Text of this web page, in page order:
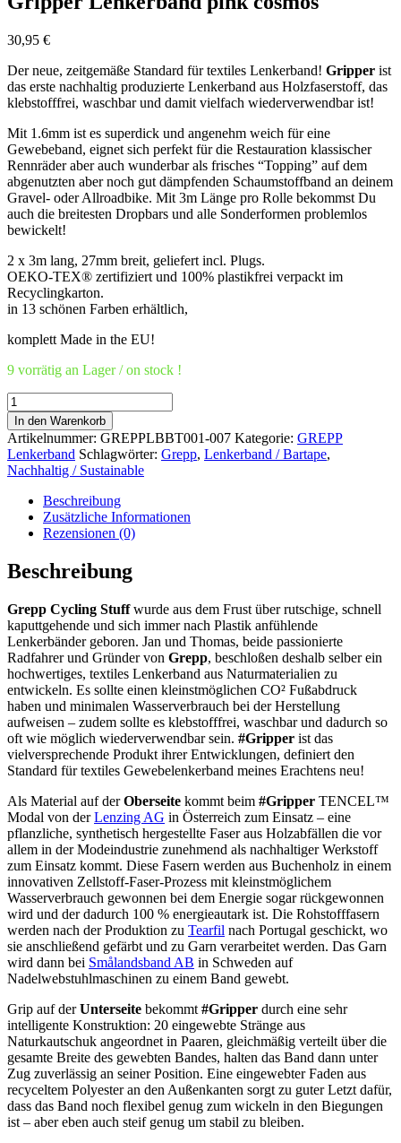
30,95 €
Der neue, zeitgemäße Standard für textiles Lenkerband! Gripper ist
das erste nachhaltig produzierte Lenkerband aus Holzfaserstoff, das
klebstofffrei, waschbar und damit vielfach wiederverwendbar ist!
Mit 1.6mm ist es superdick und angenehm weich für eine
Gewebeband, eignet sich perfekt für die Restauration klassischer
Rennräder aber auch wunderbar als frisches “Topping” auf dem
abgenutzten aber noch gut dämpfenden Schaumstoffband an deinem
Gravel- oder Allroadbike. Mit 3m Länge pro Rolle bekommst Du
auch die breitesten Dropbars und alle Sonderformen problemlos
bewickelt!
2 x 3m lang, 27mm breit, geliefert incl. Plugs.
OEKO-TEX® zertifiziert und 100% plastikfrei verpackt im
Recyclingkarton.
in 13 schönen Farben erhältlich,
komplett Made in the EU!
9 vorrätig an Lager / on stock !
Gripper
Lenkerband
pink
cosmos
Menge
In den Warenkorb
Artikelnummer: GREPPLBBT001-007 Kategorie: GREPP
Lenkerband Schlagwörter: Grepp, Lenkerband / Bartape,
Nachhaltig / Sustainable
Beschreibung
Zusätzliche Informationen
Rezensionen (0)
Beschreibung
Grepp Cycling Stuffwurde aus dem Frust über rutschige, schnell
kaputtgehende und sich immer nach Plastik anfühlende
Lenkerbänder geboren. Jan und Thomas, beide passionierte
Radfahrer und Gründer von Grepp, beschloßen deshalb selber ein
hochwertiges, textiles Lenkerband aus Naturmaterialien zu
entwickeln. Es sollte einen kleinstmöglichen CO² Fußabdruck
haben und minimalen Wasserverbrauch bei der Herstellung
aufweisen – zudem sollte es klebstofffrei, waschbar und dadurch so
oft wie möglich wiederverwendbar sein. #Gripper ist das
vielversprechende Produkt ihrer Entwicklungen, definiert den
Standard für textiles Gewebelenkerband meines Erachtens neu!
Als Material auf derOberseite kommt beim #Gripper TENCEL™
Modal von derLenzing AG in Österreich zum Einsatz – eine
pflanzliche, synthetisch hergestellte Faser aus Holzabfällen die vor
allem in der Modeindustrie zunehmend als nachhaltiger Werkstoff
zum Einsatz kommt. Diese Fasern werden aus Buchenholz in einem
innovativen Zellstoff-Faser-Prozess mit kleinstmöglichem
Wasserverbrauch gewonnen bei dem Energie sogar rückgewonnen
wird und der dadurch 100 % energieautark ist. Die Rohstofffasern
werden nach der Produktion zu Tearfil nach Portugal geschickt, wo
sie anschließend gefärbt und zu Garn verarbeitet werden. Das Garn
wird dann bei Smålandsband AB in Schweden auf
Nadelwebstuhlmaschinen zu einem Band gewebt.
Grip auf derUnterseite bekommt #Gripper durch eine sehr
intelligente Konstruktion: 20 eingewebte Stränge aus
Naturkautschuk angeordnet in Paaren, gleichmäßig verteilt über die
gesamte Breite des gewebten Bandes, halten das Band dann unter
Zug zuverlässig an seiner Position. Eine eingewebter Faden aus
recyceltem Polyester an den Außenkanten sorgt zu guter Letzt dafür,
dass das Band noch flexibel genug zum wickeln in den Biegungen
ist – aber eben auch steif genug um stabil zu bleiben.